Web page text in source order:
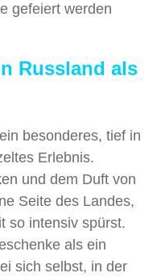
gefeiert werden
Russland als
besonderes, tief in
Erlebnis.
und dem Duft von
Seite des Landes,
so intensiv spürst.
als ein
sich selbst, in der